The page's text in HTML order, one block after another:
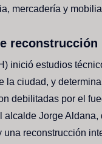
mercadería y
reconstrucción
inició estudios
la ciudad, y
debilitadas por el
Jorge
reconstrucción